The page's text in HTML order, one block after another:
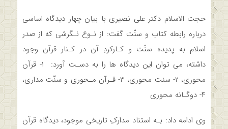
حجت الاسلام دکتر علی نصیری با بیان چهار دیدگاه اساسی
درباره رابطه کتاب و سنّت گفت: از نـوع‌ نـگرشی‌ که از صدر
اسلام به پدیده سنّت و کـارکردِ آن در کـنار قرآن وجود
داشته، می توان این دیدگاه ها را به دسـت آورد‌: ۱- قرآن
محوری، ۲- سنت محوری، ۳- قـرآن مـحوری و سنّت مداری،
۴- دوگـانه محوری
وی ادامه داد: بـه استناد مدارکِ تاریخی موجود، دیدگاه قرآن